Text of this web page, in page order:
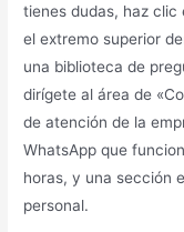
tienes dudas, haz clic
el extremo superior
una biblioteca de
dirígete al área de
de atención de la
WhatsApp que
horas, y una sección
personal.